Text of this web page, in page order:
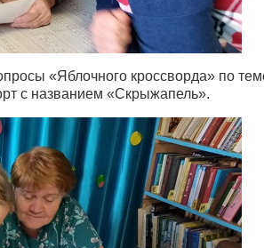
«Яблочного кроссворда» по
с названием «Скрыжапель».